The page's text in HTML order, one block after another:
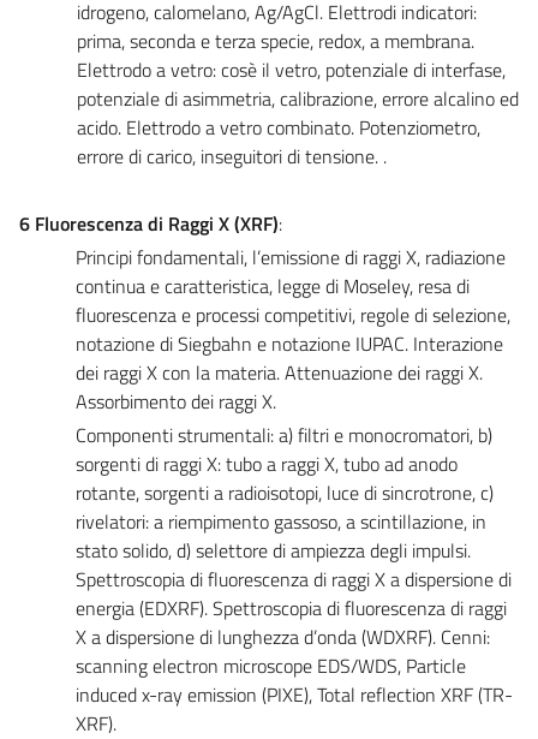
idrogeno, calomelano, Ag/AgCl. Elettrodi indicatori:
prima, seconda e terza specie, redox, a membrana.
Elettrodo a vetro: cosè il vetro, potenziale di interfase,
potenziale di asimmetria, calibrazione, errore alcalino ed
acido. Elettrodo a vetro combinato. Potenziometro,
errore di carico, inseguitori di tensione. .
6 Fluorescenza di Raggi X (XRF):
Principi fondamentali, l’emissione di raggi X, radiazione
continua e caratteristica, legge di Moseley, resa di
fluorescenza e processi competitivi, regole di selezione,
notazione di Siegbahn e notazione IUPAC. Interazione
dei raggi X con la materia. Attenuazione dei raggi X.
Assorbimento dei raggi X.
Componenti strumentali: a) filtri e monocromatori, b)
sorgenti di raggi X: tubo a raggi X, tubo ad anodo
rotante, sorgenti a radioisotopi, luce di sincrotrone, c)
rivelatori: a riempimento gassoso, a scintillazione, in
stato solido, d) selettore di ampiezza degli impulsi.
Spettroscopia di fluorescenza di raggi X a dispersione di
energia (EDXRF). Spettroscopia di fluorescenza di raggi
X a dispersione di lunghezza d’onda (WDXRF). Cenni:
scanning electron microscope EDS/WDS, Particle
induced x-ray emission (PIXE), Total reflection XRF (TR-
XRF).